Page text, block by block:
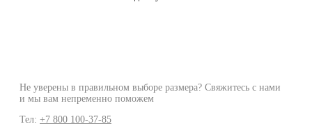
Не уверены в правильном выборе размера? Свяжитесь с нами
и мы вам непременно поможем
Тел: +7 800 100-37-85